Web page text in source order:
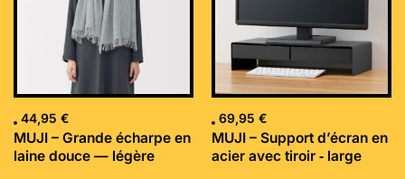
44,95 €
MUJI – Grande écharpe en
laine douce — légère
69,95 €
MUJI – Support d’écran en
acier avec tiroir ‐ large